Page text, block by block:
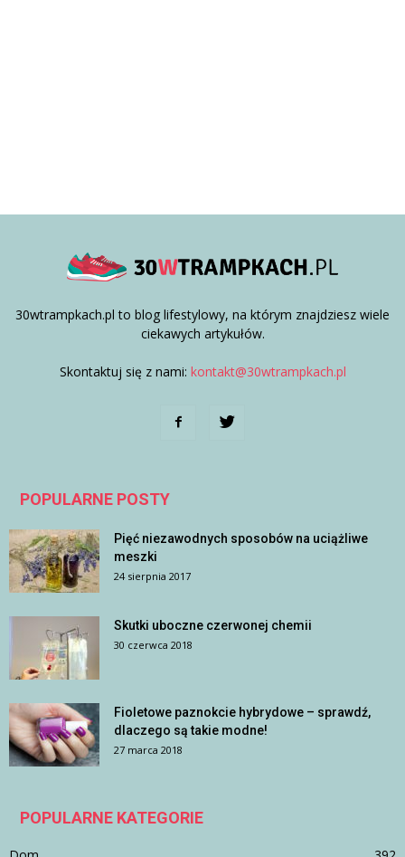
30wtrampkach.pl to blog lifestylowy, na którym znajdziesz wiele
ciekawych artykułów.
Skontaktuj się z nami: kontakt@30wtrampkach.pl
POPULARNE POSTY
Pięć niezawodnych sposobów na uciążliwe
meszki
24 sierpnia 2017
Skutki uboczne czerwonej chemii
30 czerwca 2018
Fioletowe paznokcie hybrydowe – sprawdź,
dlaczego są takie modne!
27 marca 2018
POPULARNE KATEGORIE